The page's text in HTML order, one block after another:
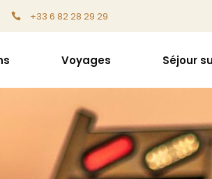
+33 6 82 28 29 29
Voyages Séjour